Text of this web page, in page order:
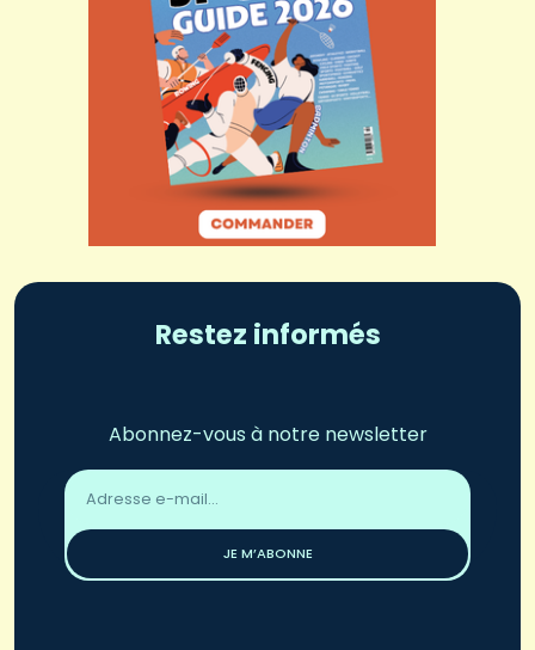
Restez informés
Abonnez-vous à notre newsletter
Adresse
email
JE M’ABONNE